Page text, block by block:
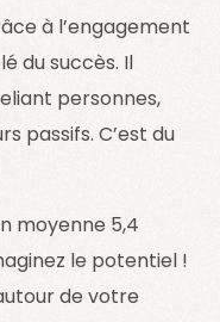
à l’engagement
du succès. Il
personnes,
passifs. C’est du
moyenne 5,4
le potentiel !
de votre